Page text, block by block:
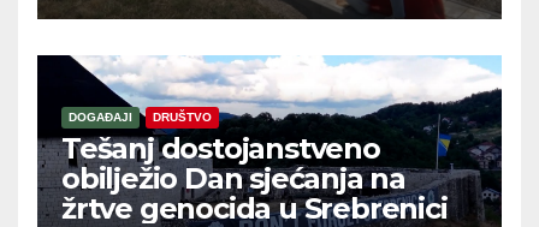
DOGAĐAJI DRUŠTVO
Tešanj dostojanstveno
obilježio Dan sjećanja na
žrtve genocida u Srebrenici